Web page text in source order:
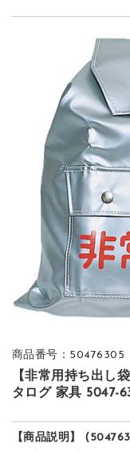
商品番号：50476305
【非常用持ち出
タログ 家具 5047-
【商品説明】